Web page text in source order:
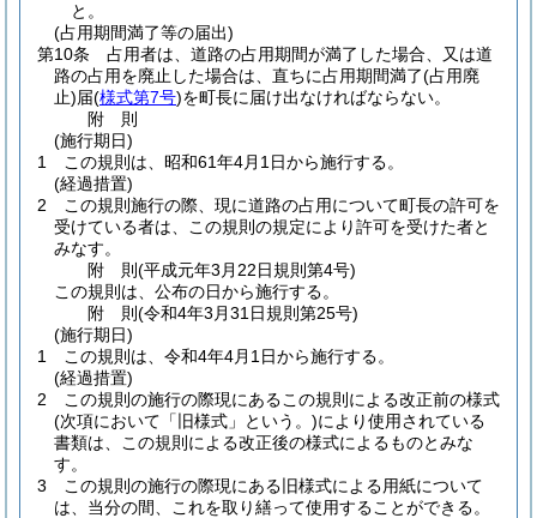
と。
(占用期間満了等の届出)
第10条
占用者は、道路の占用期間が満了した場合、又は道
路の占用を廃止した場合は、直ちに占用期間満了(占用廃
止)届(様式第7号)を町長に届け出なければならない。
附 則
(施行期日)
1
この規則は、昭和61年4月1日から施行する。
(経過措置)
2
この規則施行の際、現に道路の占用について町長の許可を
受けている者は、この規則の規定により許可を受けた者と
みなす。
附 則(平成元年3月22日規則第4号)
この規則は、公布の日から施行する。
附 則(令和4年3月31日規則第25号)
(施行期日)
1
この規則は、令和4年4月1日から施行する。
(経過措置)
2
この規則の施行の際現にあるこの規則による改正前の様式
(次項において「旧様式」という。)により使用されている
書類は、この規則による改正後の様式によるものとみな
す。
3
この規則の施行の際現にある旧様式による用紙について
は、当分の間、これを取り繕って使用することができる。